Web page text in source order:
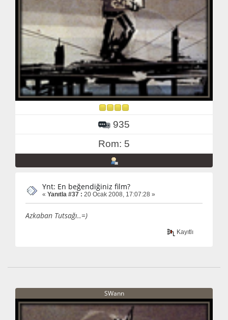
935
Rom: 5
Ynt: En beğendiğiniz film?
« Yanıtla #37 : 20 Ocak 2008, 17:07:28 »
Azkaban Tutsağı..=)
Kayıtlı
SWann